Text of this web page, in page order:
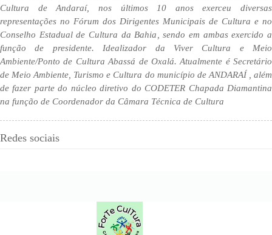
Cultura de Andaraí, nos últimos 10 anos exerceu diversas
representações no Fórum dos Dirigentes Municipais de Cultura e no
Conselho Estadual de Cultura da Bahia, sendo em ambas exercido a
função de presidente. Idealizador da Viver Cultura e Meio
Ambiente/Ponto de Cultura Abassá de Oxalá. Atualmente é Secretário
de Meio Ambiente, Turismo e Cultura do município de ANDARAÍ , além
de fazer parte do núcleo diretivo do CODETER Chapada Diamantina
na função de Coordenador da Câmara Técnica de Cultura
Redes sociais